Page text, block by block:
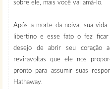
sobre ele, mais você vai amá-lo.
Após a morte da noiva, sua
libertino e esse fato o fez
desejo de abrir seu coração
reviravoltas que ele nos
pronto para assumir suas
Hathaway.